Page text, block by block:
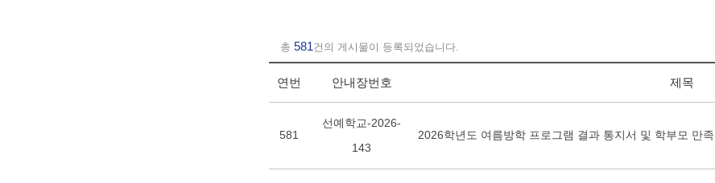
총 581건의 게시물이 등록되었습니다.
연번 안내장번호 제목
581
선예학교-2026-
143
2026학년도 여름방학 프로그램 결과 통지서 및 학부모 만